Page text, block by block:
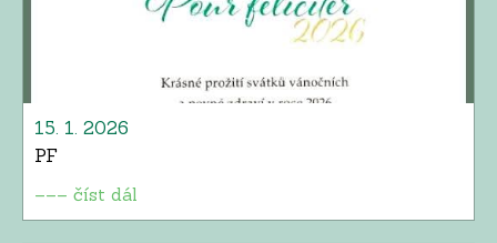
15. 1. 2026
PF
––– číst dál